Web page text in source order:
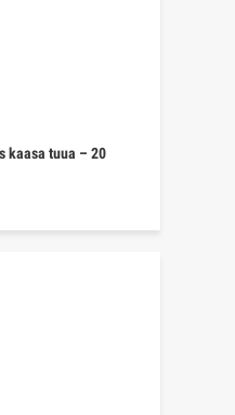
kaasa tuua – 20